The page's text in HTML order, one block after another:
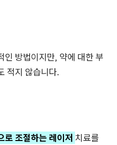
인 방법이지만, 약에 대한 부
적지 않습니다.
로 조절하는 레이저 치료를